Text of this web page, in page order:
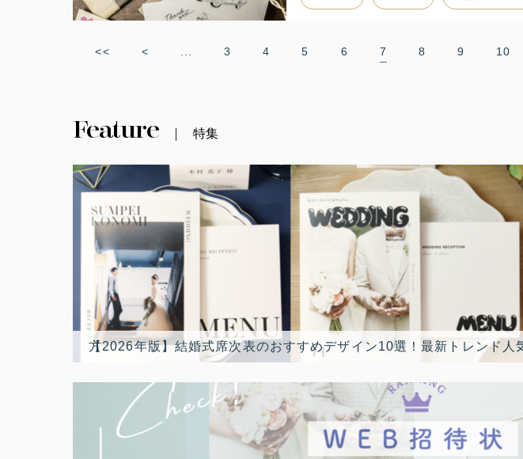
<< < 3 4 5 6 7 8 9 10
Feature 特集
【2026年版】結婚式席次表のおすすめデザイン10選！最新トレンド人気席次表デザインランキングと選び方